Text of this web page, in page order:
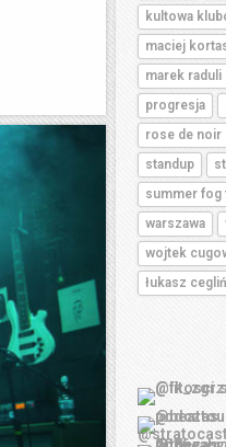
kultowa
maciej
marek raduli
progresja
rose de noir
standup
summer fog
warszawa
wojtek
łukasz